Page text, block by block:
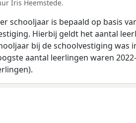
Iris Heemstede.
schooljaar is bepaald op basis
Hierbij geldt het aantal
bij de schoolvestiging was
aantal leerlingen waren